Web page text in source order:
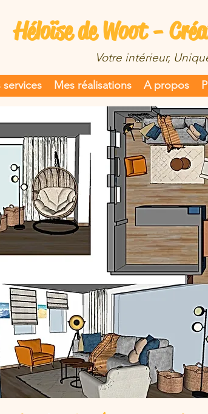
Héloïse de Woot -
Votre intérieur,
services Mes réalisations A propos